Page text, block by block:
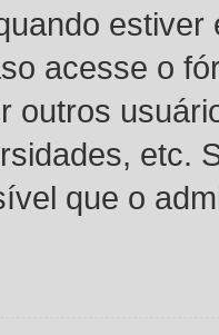
acesse o
outros
etc.
que o